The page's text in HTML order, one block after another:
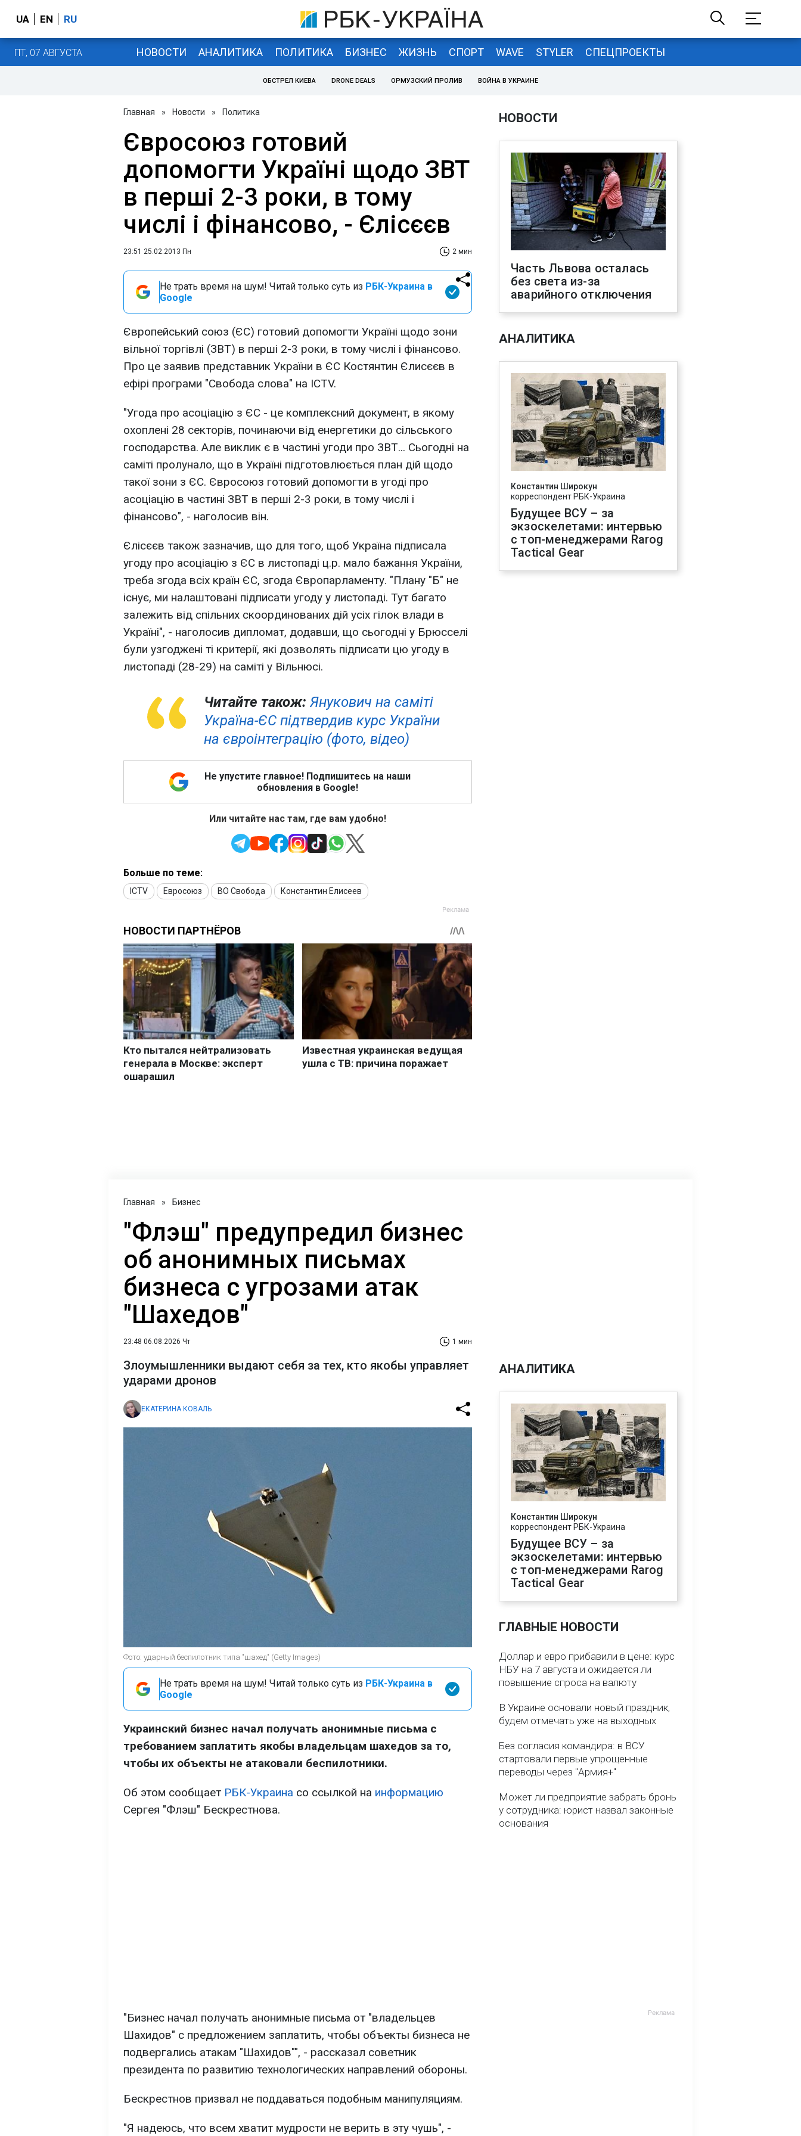
UA EN RU
ПТ, 07 АВГУСТА НОВОСТИ АНАЛИТИКА ПОЛИТИКА БИЗНЕС ЖИЗНЬ СПОРТ WAVE STYLER СПЕЦПРОЕКТЫ
ОБСТРЕЛ КИЕВА DRONE DEALS ОРМУЗСКИЙ ПРОЛИВ ВОЙНА В УКРАИНЕ
Главная » Новости » Политика
Євросоюз готовий
допомогти Україні щодо ЗВТ
в перші 2-3 роки, в тому
числі і фінансово, - Єлісєєв
23:51 25.02.2013 Пн 2 мин
Не трать время на шум! Читай только суть из РБК-Украина в
Google
Європейський союз (ЄС) готовий допомогти Україні щодо зони
вільної торгівлі (ЗВТ) в перші 2-3 роки, в тому числі і фінансово.
Про це заявив представник України в ЄС Костянтин Єлисєєв в
ефірі програми "Свобода слова" на ICTV.
"Угода про асоціацію з ЄС - це комплексний документ, в якому
охоплені 28 секторів, починаючи від енергетики до сільського
господарства. Але виклик є в частині угоди про ЗВТ... Сьогодні на
саміті пролунало, що в Україні підготовлюється план дій щодо
такої зони з ЄС. Євросоюз готовий допомогти в угоді про
асоціацію в частині ЗВТ в перші 2-3 роки, в тому числі і
фінансово", - наголосив він.
Єлісєєв також зазначив, що для того, щоб Україна підписала
угоду про асоціацію з ЄС в листопаді ц.р. мало бажання України,
треба згода всіх країн ЄС, згода Європарламенту. "Плану "Б" не
існує, ми налаштовані підписати угоду у листопаді. Тут багато
залежить від спільних скоординованих дій усіх гілок влади в
Україні", - наголосив дипломат, додавши, що сьогодні у Брюсселі
були узгоджені ті критерії, які дозволять підписати цю угоду в
листопаді (28-29) на саміті у Вільнюсі.
Читайте також: Янукович на саміті
Україна-ЄС підтвердив курс України
на євроінтеграцію (фото, відео)
Не упустите главное! Подпишитесь на наши
обновления в Google!
Или читайте нас там, где вам удобно!
Больше по теме:
ICTV Евросоюз ВО Свобода Константин Елисеев
НОВОСТИ
Часть Львова осталась
без света из-за
аварийного отключения
АНАЛИТИКА
Константин Широкун
корреспондент РБК-Украина
Будущее ВСУ – за
экзоскелетами: интервью
с топ-менеджерами Rarog
Tactical Gear
Главная » Бизнес
"Флэш" предупредил бизнес
об анонимных письмах
бизнеса с угрозами атак
"Шахедов"
23:48 06.08.2026 Чт 1 мин
Злоумышленники выдают себя за тех, кто якобы управляет
ударами дронов
ЕКАТЕРИНА КОВАЛЬ
Фото: ударный беспилотник типа "шахед" (Getty Images)
Не трать время на шум! Читай только суть из РБК-Украина в
Google
Украинский бизнес начал получать анонимные письма с
требованием заплатить якобы владельцам шахедов за то,
чтобы их объекты не атаковали беспилотники.
Об этом сообщает РБК-Украина со ссылкой на информацию
Сергея "Флэш" Бескрестнова.
"Бизнес начал получать анонимные письма от "владельцев
Шахидов" с предложением заплатить, чтобы объекты бизнеса не
подвергались атакам "Шахидов"", - рассказал советник
президента по развитию технологических направлений обороны.
Бескрестнов призвал не поддаваться подобным манипуляциям.
"Я надеюсь, что всем хватит мудрости не верить в эту чушь", -
АНАЛИТИКА
Константин Широкун
корреспондент РБК-Украина
Будущее ВСУ – за
экзоскелетами: интервью
с топ-менеджерами Rarog
Tactical Gear
ГЛАВНЫЕ НОВОСТИ
Доллар и евро прибавили в цене: курс
НБУ на 7 августа и ожидается ли
повышение спроса на валюту
В Украине основали новый праздник,
будем отмечать уже на выходных
Без согласия командира: в ВСУ
стартовали первые упрощенные
переводы через "Армия+"
Может ли предприятие забрать бронь
у сотрудника: юрист назвал законные
основания